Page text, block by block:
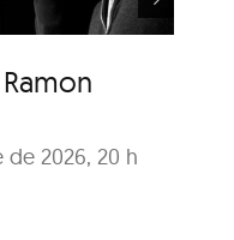
de 2026, 20 h